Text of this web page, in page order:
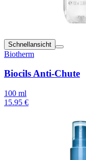
Schnellansicht
Biotherm
Biocils Anti-Chute
100 ml
15.95 €